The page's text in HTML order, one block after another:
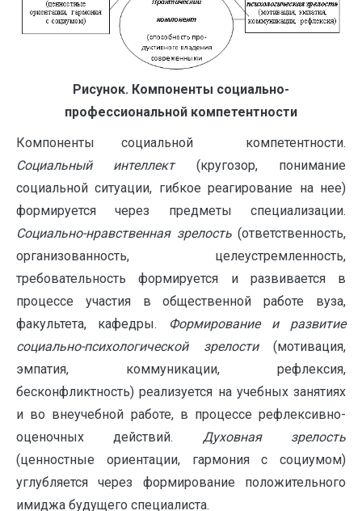
Рисунок. Компоненты социально-
профессиональной компетентности
Компоненты социальной компетентности.
Социальный интеллект(кругозор, понимание
социальной ситуации, гибкое реагирование на нее)
формируется через предметы специализации.
Социально-нравственная зрелость(ответственность,
организованность, целеустремленность,
требовательность формируется и развивается в
процессе участия в общественной работе вуза,
факультета, кафедры.
Формирование и развитие
социально-психологической зрелости(мотивация,
эмпатия, коммуникации, рефлексия,
бесконфликтность) реализуется на учебных занятиях
и во внеучебной работе, в процессе рефлексивно-
оценочных действий. Духовная зрелость
(ценностные ориентации, гармония с социумом)
углубляется через формирование положительного
имиджа будущего специалиста.